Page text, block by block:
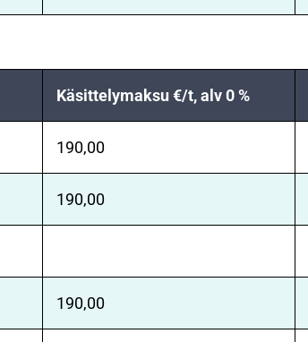
Käsittelymaksu €/t, alv 0 %
190,00
190,00
190,00